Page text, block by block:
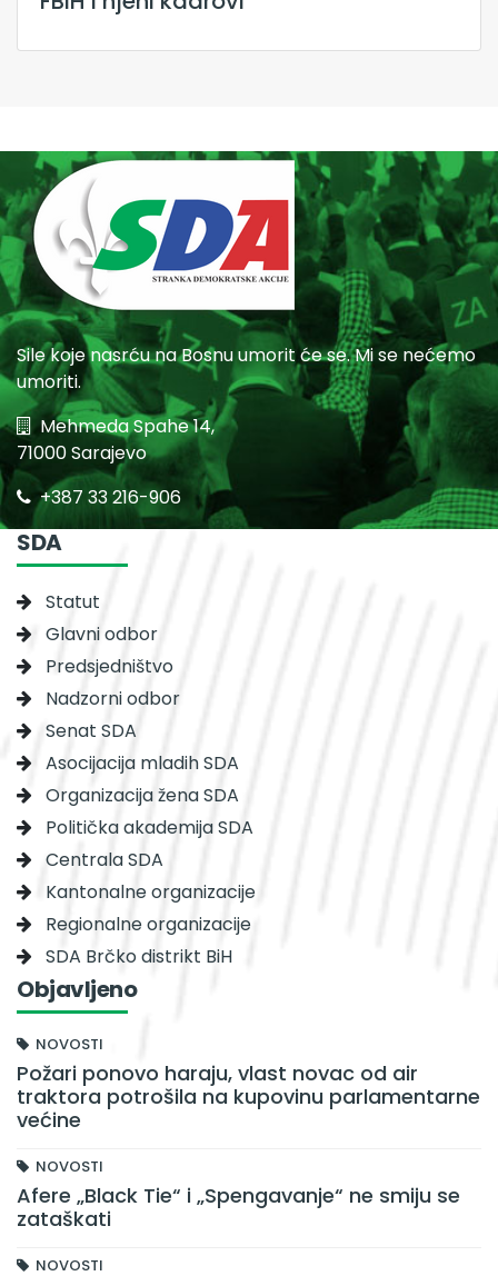
Sile koje nasrću na Bosnu umorit će se. Mi se nećemo
umoriti.
Mehmeda Spahe 14,
71000 Sarajevo
+387 33 216-906
SDA
Statut
Glavni odbor
Predsjedništvo
Nadzorni odbor
Senat SDA
Asocijacija mladih SDA
Organizacija žena SDA
Politička akademija SDA
Centrala SDA
Kantonalne organizacije
Regionalne organizacije
SDA Brčko distrikt BiH
Objavljeno
NOVOSTI
Požari ponovo haraju, vlast novac od air
traktora potrošila na kupovinu parlamentarne
većine
NOVOSTI
Afere „Black Tie“ i „Spengavanje“ ne smiju se
zataškati
NOVOSTI